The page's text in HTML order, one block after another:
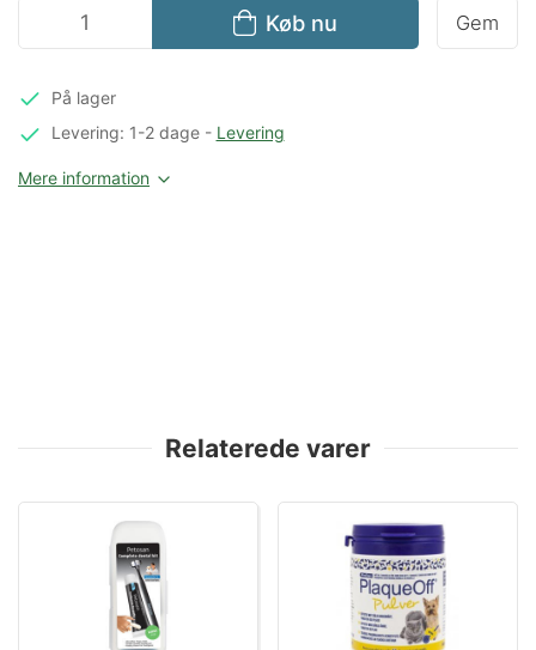
Køb nu Gem
På lager
Levering: 1-2 dage- Levering
Mere information
Relaterede varer